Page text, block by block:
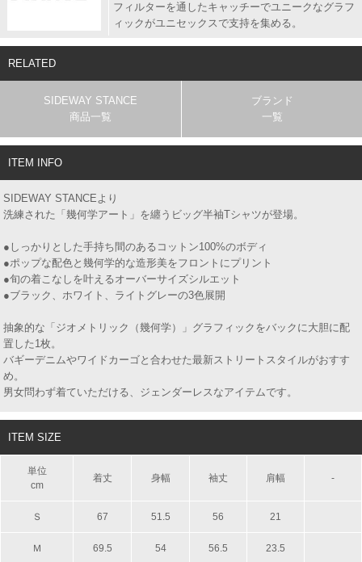
フィルターを通したキャッチーでユニークなグラフ
ィックがユニセックスで支持を集める。
RELATED
SIDEWAY STANCE
商品一覧
ブランド
一覧
ITEM INFO
SIDEWAY STANCEより
洗練された「幾何学アート」を纏うビッグ半袖Tシャツが登場。
●しっかりとした手持ち間のあるコットン100%のボディ
●ポップな配色と幾何学的な造形美をフロントにプリント
●旬の着こなしを叶えるオーバーサイズシルエット
●ブラック、ホワイト、ライトグレーの3色展開
抽象的な「ジオメトリック（幾何学）」グラフィックをバックに大胆に配
置した1枚。
バギーデニムやワイドカーゴと合わせた最新ストリートスタイルがおすす
め。
男女問わず着ていただける、ジェンダーレスなアイテムです。
ITEM SIZE
単位
cm
着丈 身幅 袖丈 肩幅 -
Ｓ 67 51.5 56 21
Ｍ 69.5 54 56.5 23.5